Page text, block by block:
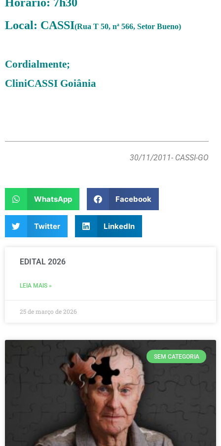
Horário: 7h30
Local: CASSI(Rua T 50, nª 566, Setor Bueno)
Cordialmente;
CliniCASSI Goiânia
30/11/2011- CASSI-GO
WhatsApp Facebook
Twitter LinkedIn
EDITAL 2026
LEIA MAIS »
25 de março de 2026
SEM CATEGORIA